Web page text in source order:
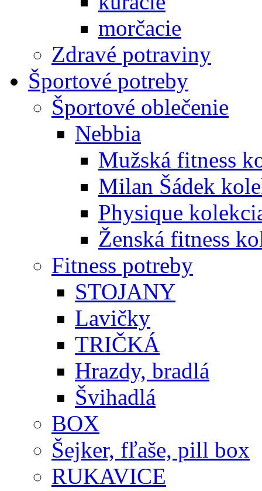
morčacie
Zdravé potraviny
Športové potreby
Športové oblečenie
Nebbia
Mužská fitness
Milan Šádek
Physique
Ženská fitness
Fitness potreby
STOJANY
Lavičky
TRIČKÁ
Hrazdy, bradlá
Švihadlá
BOX
Šejker, fľaše, pill box
RUKAVICE